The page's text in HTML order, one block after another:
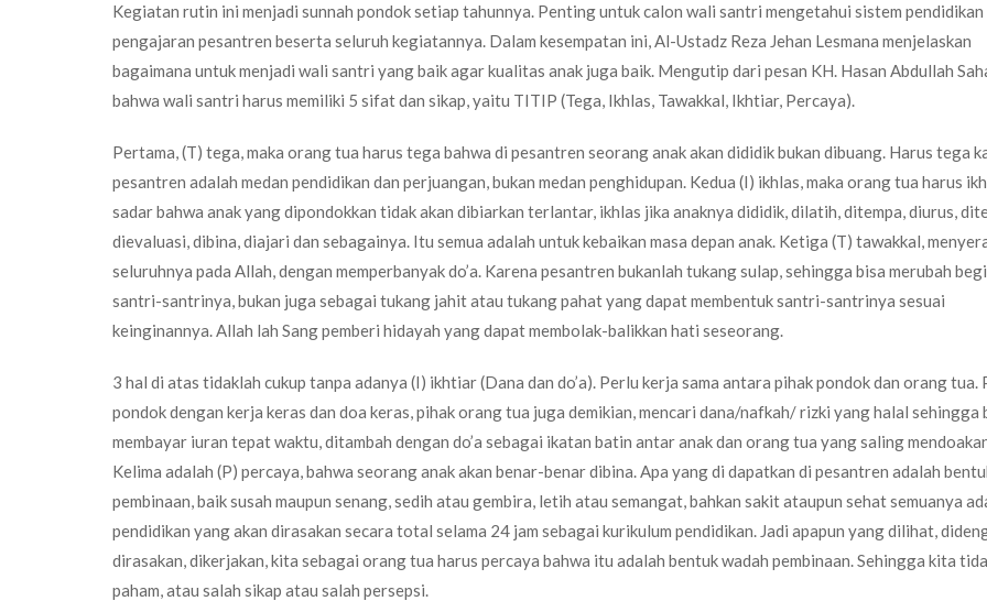
Kegiatan rutin ini menjadi sunnah pondok setiap tahunnya. Penting untuk calon wali santri mengetahui sistem pendidikan
pengajaran pesantren beserta seluruh kegiatannya. Dalam kesempatan ini, Al-Ustadz Reza Jehan Lesmana menjelaskan
bagaimana untuk menjadi wali santri yang baik agar kualitas anak juga baik. Mengutip dari pesan KH. Hasan Abdullah
bahwa wali santri harus memiliki 5 sifat dan sikap, yaitu TITIP (Tega, Ikhlas, Tawakkal, Ikhtiar, Percaya).
Pertama, (T) tega, maka orang tua harus tega bahwa di pesantren seorang anak akan dididik bukan dibuang. Harus tega
pesantren adalah medan pendidikan dan perjuangan, bukan medan penghidupan. Kedua (I) ikhlas, maka orang tua harus
sadar bahwa anak yang dipondokkan tidak akan dibiarkan terlantar, ikhlas jika anaknya dididik, dilatih, ditempa, diurus,
dievaluasi, dibina, diajari dan sebagainya. Itu semua adalah untuk kebaikan masa depan anak. Ketiga (T) tawakkal,
seluruhnya pada Allah, dengan memperbanyak do’a. Karena pesantren bukanlah tukang sulap, sehingga bisa merubah
santri-santrinya, bukan juga sebagai tukang jahit atau tukang pahat yang dapat membentuk santri-santrinya sesuai
keinginannya. Allah lah Sang pemberi hidayah yang dapat membolak-balikkan hati seseorang.
3 hal di atas tidaklah cukup tanpa adanya (I) ikhtiar (Dana dan do’a). Perlu kerja sama antara pihak pondok dan orang tua.
pondok dengan kerja keras dan doa keras, pihak orang tua juga demikian, mencari dana/nafkah/ rizki yang halal sehingga
membayar iuran tepat waktu, ditambah dengan do’a sebagai ikatan batin antar anak dan orang tua yang saling
Kelima adalah (P) percaya, bahwa seorang anak akan benar-benar dibina. Apa yang di dapatkan di pesantren adalah
pembinaan, baik susah maupun senang, sedih atau gembira, letih atau semangat, bahkan sakit ataupun sehat semuanya
pendidikan yang akan dirasakan secara total selama 24 jam sebagai kurikulum pendidikan. Jadi apapun yang dilihat,
dirasakan, dikerjakan, kita sebagai orang tua harus percaya bahwa itu adalah bentuk wadah pembinaan. Sehingga kita
paham, atau salah sikap atau salah persepsi.